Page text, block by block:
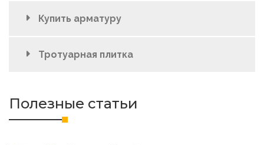
Купить арматуру
Тротуарная плитка
Полезные статьи